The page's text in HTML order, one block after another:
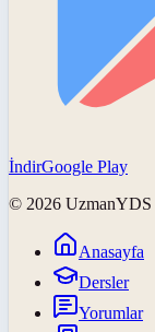
İndirGoogle Play
© 2026 UzmanYDS
Anasayfa
Dersler
Yorumlar